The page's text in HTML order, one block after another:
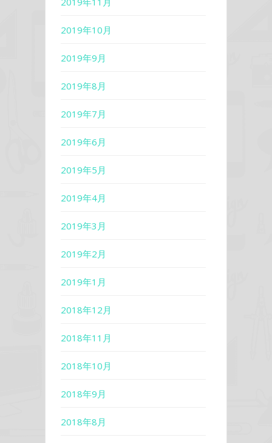
2019年10月
2019年9月
2019年8月
2019年7月
2019年6月
2019年5月
2019年4月
2019年3月
2019年2月
2019年1月
2018年12月
2018年11月
2018年10月
2018年9月
2018年8月